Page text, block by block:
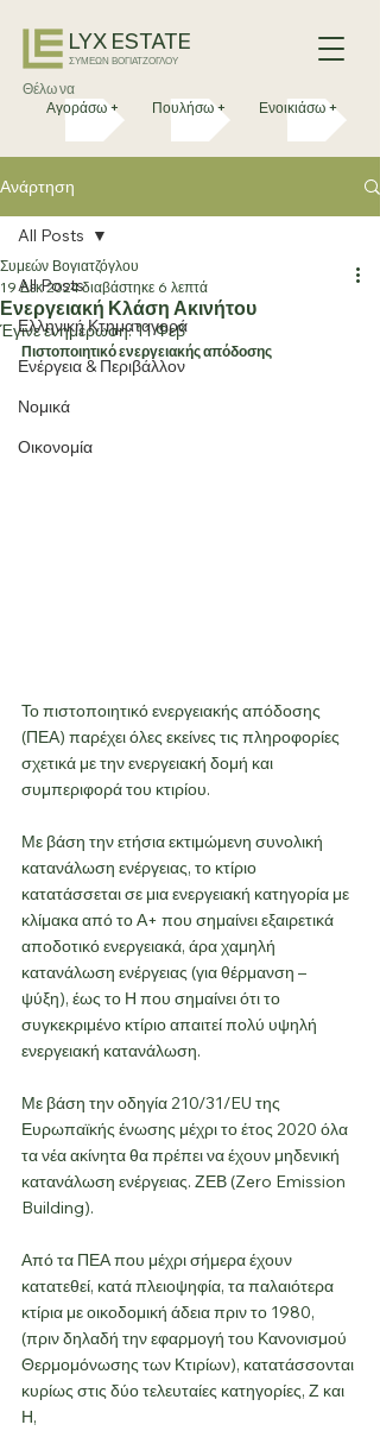
LYX ESTATE
ΣΥΜΕΩΝ ΒΟΓΙΑΤΖΟΓΛΟΥ
Θέλω να
Αγοράσω +
Πουλήσω + Ενοικιάσω +
Ανάρτηση
All Posts
Ελληνική Κτηματαγορά
Ενέργεια & Περιβάλλον
Νομικά
Οικονομία
All Posts
Ενεργειακή Κλάση Ακινήτου
Συμεών Βογιατζόγλου
19 Δεκ 2024διαβάστηκε 6 λεπτά
Έγινε ενημέρωση:11 Φεβ
Πιστοποιητικό ενεργειακής απόδοσης
Το πιστοποιητικό ενεργειακής απόδοσης
(ΠΕΑ) παρέχει όλες εκείνες τις πληροφορίες
σχετικά με την ενεργειακή δομή και
συμπεριφορά του κτιρίου.
Με βάση την ετήσια εκτιμώμενη συνολική
κατανάλωση ενέργειας, το κτίριο
κατατάσσεται σε μια ενεργειακή κατηγορία με
κλίμακα από το Α+ που σημαίνει εξαιρετικά
αποδοτικό ενεργειακά, άρα χαμηλή
κατανάλωση ενέργειας (για θέρμανση –
ψύξη), έως το Η που σημαίνει ότι το
συγκεκριμένο κτίριο απαιτεί πολύ υψηλή
ενεργειακή κατανάλωση.
Με βάση την οδηγία 210/31/EU της
Ευρωπαϊκής ένωσης μέχρι το έτος 2020 όλα
τα νέα ακίνητα θα πρέπει να έχουν μηδενική
κατανάλωση ενέργειας. ΖΕΒ (Zero Emission
Building).
Από τα ΠΕΑ που μέχρι σήμερα έχουν
κατατεθεί, κατά πλειοψηφία, τα παλαιότερα
κτίρια με οικοδομική άδεια πριν το 1980,
(πριν δηλαδή την εφαρμογή του Κανονισμού
Θερμομόνωσης των Κτιρίων), κατατάσσονται
κυρίως στις δύο τελευταίες κατηγορίες, Ζ και
Η,